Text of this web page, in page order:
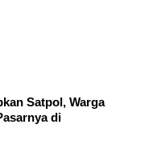
Satpol, Warga
di